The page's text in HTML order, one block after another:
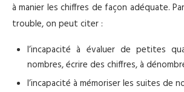
à manier les chiffres de façon adéquate.
trouble, on peut citer :
l’incapacité à évaluer de petites
nombres, écrire des chiffres, à
l’incapacité à mémoriser les suites de